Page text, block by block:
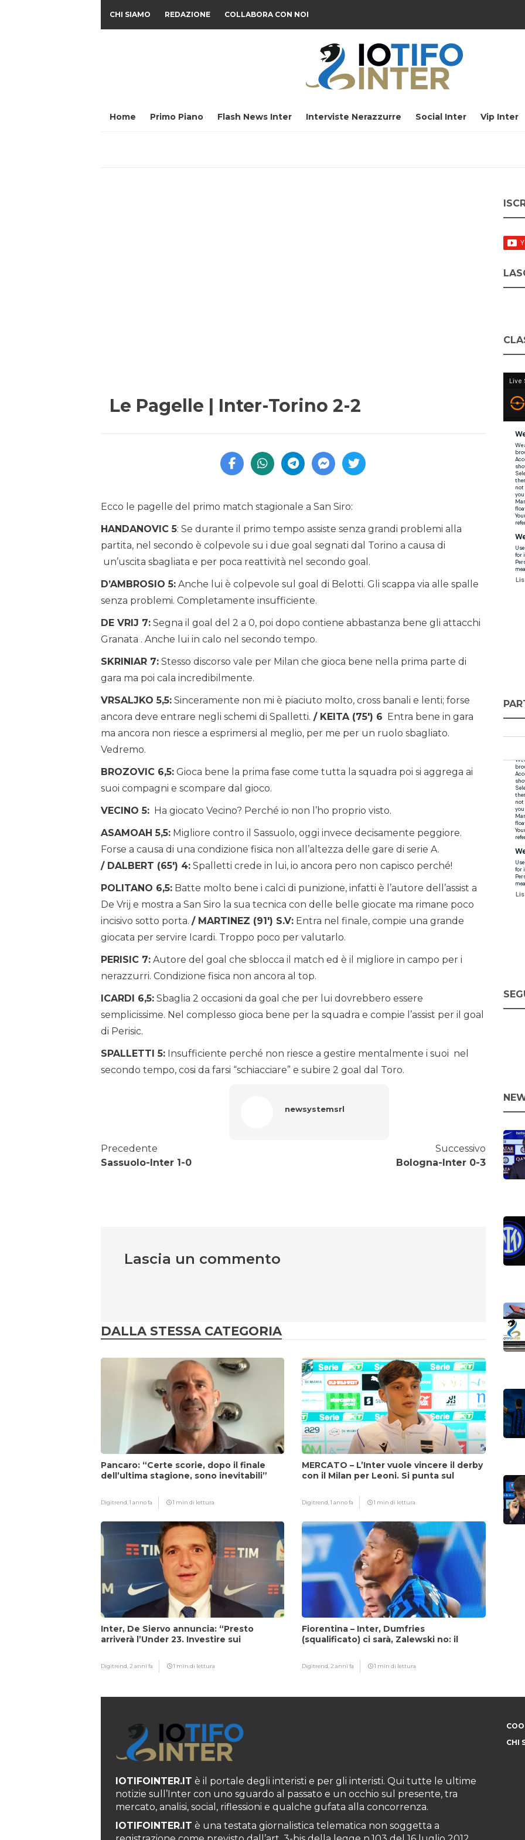
CHI SIAMO REDAZIONE COLLABORA CON NOI
Home Primo Piano Flash News Inter Interviste Nerazzurre Social Inter Vip Inter
Le Pagelle | Inter-Torino 2-2
Ecco le pagelle del primo match stagionale a San Siro:
HANDANOVIC 5: Se durante il primo tempo assiste senza grandi problemi alla
partita, nel secondo è colpevole su i due goal segnati dal Torino a causa di
un’uscita sbagliata e per poca reattività nel secondo goal.
D’AMBROSIO 5: Anche lui è colpevole sul goal di Belotti. Gli scappa via alle spalle
senza problemi. Completamente insufficiente.
DE VRIJ 7: Segna il goal del 2 a 0, poi dopo contiene abbastanza bene gli attacchi
Granata . Anche lui in calo nel secondo tempo.
SKRINIAR 7: Stesso discorso vale per Milan che gioca bene nella prima parte di
gara ma poi cala incredibilmente.
VRSALJKO 5,5: Sinceramente non mi è piaciuto molto, cross banali e lenti; forse
ancora deve entrare negli schemi di Spalletti. / KEITA (75′) 6 Entra bene in gara
ma ancora non riesce a esprimersi al meglio, per me per un ruolo sbagliato.
Vedremo.
BROZOVIC 6,5: Gioca bene la prima fase come tutta la squadra poi si aggrega ai
suoi compagni e scompare dal gioco.
VECINO 5: Ha giocato Vecino? Perché io non l’ho proprio visto.
ASAMOAH 5,5: Migliore contro il Sassuolo, oggi invece decisamente peggiore.
Forse a causa di una condizione fisica non all’altezza delle gare di serie A.
/ DALBERT (65′) 4: Spalletti crede in lui, io ancora pero non capisco perché!
POLITANO 6,5: Batte molto bene i calci di punizione, infatti è l’autore dell’assist a
De Vrij e mostra a San Siro la sua tecnica con delle belle giocate ma rimane poco
incisivo sotto porta. / MARTINEZ (91′) S.V: Entra nel finale, compie una grande
giocata per servire Icardi. Troppo poco per valutarlo.
PERISIC 7: Autore del goal che sblocca il match ed è il migliore in campo per i
nerazzurri. Condizione fisica non ancora al top.
ICARDI 6,5: Sbaglia 2 occasioni da goal che per lui dovrebbero essere
semplicissime. Nel complesso gioca bene per la squadra e compie l’assist per il goal
di Perisic.
SPALLETTI 5: Insufficiente perché non riesce a gestire mentalmente i suoi nel
secondo tempo, cosi da farsi “schiacciare” e subire 2 goal dal Toro.
newsystemsrl
Precedente
Sassuolo-Inter 1-0
Successivo
Bologna-Inter 0-3
Lascia un commento
DALLA STESSA CATEGORIA
Pancaro: “Certe scorie, dopo il finale
dell’ultima stagione, sono inevitabili”
Digitrend,1 anno fa 1 min di lettura
MERCATO – L’Inter vuole vincere il derby
con il Milan per Leoni. Si punta sul
Digitrend,1 anno fa 1 min di lettura
Inter, De Siervo annuncia: “Presto
arriverà l’Under 23. Investire sui
Digitrend,2 anni fa 1 min di lettura
Fiorentina – Inter, Dumfries
(squalificato) ci sarà, Zalewski no: il
Digitrend,2 anni fa 1 min di lettura
IOTIFOINTER.IT è il portale degli interisti e per gli interisti. Qui tutte le ultime
notizie sull’Inter con uno sguardo al passato e un occhio sul presente, tra
mercato, analisi, social, riflessioni e qualche gufata alla concorrenza.
IOTIFOINTER.IT è una testata giornalistica telematica non soggetta a
CHI